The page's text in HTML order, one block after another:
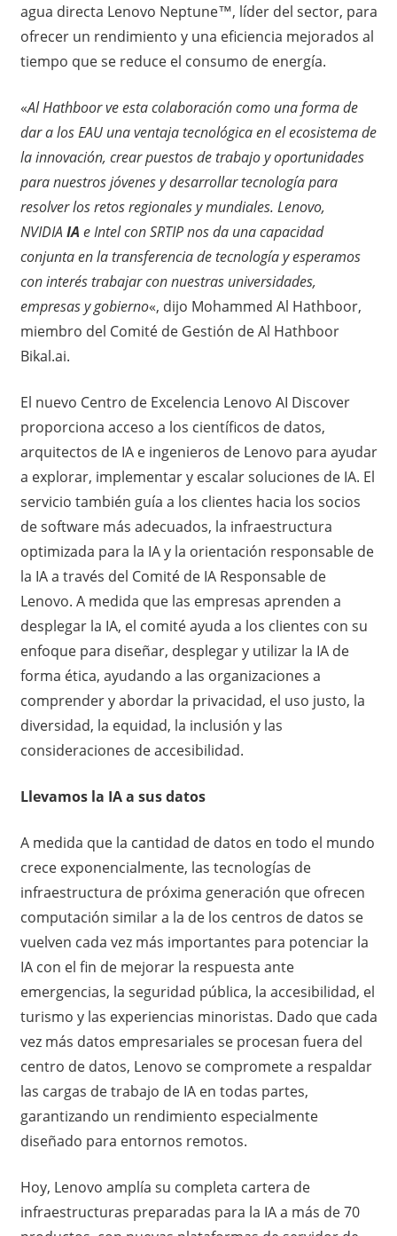
agua directa Lenovo Neptune™, líder del sector, para
ofrecer un rendimiento y una eficiencia mejorados al
tiempo que se reduce el consumo de energía.
«Al Hathboor ve esta colaboración como una forma de
dar a los EAU una ventaja tecnológica en el ecosistema de
la innovación, crear puestos de trabajo y oportunidades
para nuestros jóvenes y desarrollar tecnología para
resolver los retos regionales y mundiales. Lenovo,
NVIDIA IA e Intel con SRTIP nos da una capacidad
conjunta en la transferencia de tecnología y esperamos
con interés trabajar con nuestras universidades,
empresas y gobierno«, dijo Mohammed Al Hathboor,
miembro del Comité de Gestión de Al Hathboor
Bikal.ai.
El nuevo Centro de Excelencia Lenovo AI Discover
proporciona acceso a los científicos de datos,
arquitectos de IA e ingenieros de Lenovo para ayudar
a explorar, implementar y escalar soluciones de IA. El
servicio también guía a los clientes hacia los socios
de software más adecuados, la infraestructura
optimizada para la IA y la orientación responsable de
la IA a través del Comité de IA Responsable de
Lenovo. A medida que las empresas aprenden a
desplegar la IA, el comité ayuda a los clientes con su
enfoque para diseñar, desplegar y utilizar la IA de
forma ética, ayudando a las organizaciones a
comprender y abordar la privacidad, el uso justo, la
diversidad, la equidad, la inclusión y las
consideraciones de accesibilidad.
Llevamos la IA a sus datos
A medida que la cantidad de datos en todo el mundo
crece exponencialmente, las tecnologías de
infraestructura de próxima generación que ofrecen
computación similar a la de los centros de datos se
vuelven cada vez más importantes para potenciar la
IA con el fin de mejorar la respuesta ante
emergencias, la seguridad pública, la accesibilidad, el
turismo y las experiencias minoristas. Dado que cada
vez más datos empresariales se procesan fuera del
centro de datos, Lenovo se compromete a respaldar
las cargas de trabajo de IA en todas partes,
garantizando un rendimiento especialmente
diseñado para entornos remotos.
Hoy, Lenovo amplía su completa cartera de
infraestructuras preparadas para la IA a más de 70